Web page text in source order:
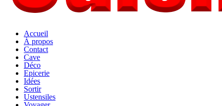
Accueil
À propos
Contact
Cave
Déco
Epicerie
Idées
Sortir
Ustensiles